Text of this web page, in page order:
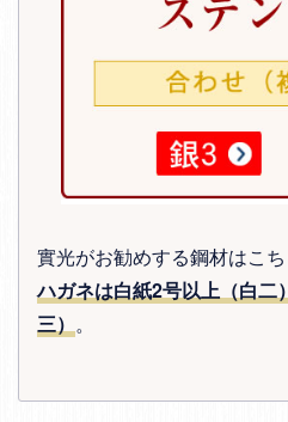
實光がお勧めする鋼材はこち
ハガネは白紙2号以上（白二
三） 。